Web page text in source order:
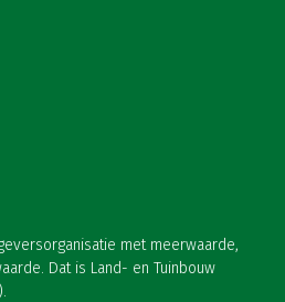
met meerwaarde,
Dat is Land- en Tuinbouw